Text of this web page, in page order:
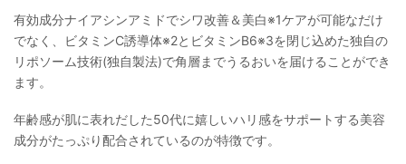
有効成分ナイアシンアミドでシワ改善＆美白※1ケアが可能なだけ
でなく、ビタミンC誘導体※2とビタミンB6※3を閉じ込めた独自の
リポソーム技術(独自製法)で角層までうるおいを届けることができ
ます。
年齢感が肌に表れだした50代に嬉しいハリ感をサポートする美容
成分がたっぷり配合されているのが特徴です。